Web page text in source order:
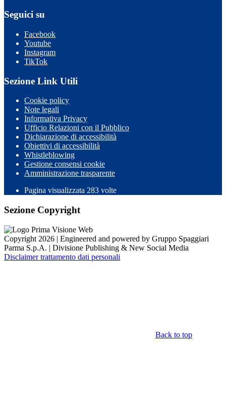
Seguici su
Facebook
Youtube
Instagram
TikTok
Sezione Link Utili
Cookie policy
Note legali
Informativa Privacy
Ufficio Relazioni con il Pubblico
Dichiarazione di accessibilità
Obiettivi di accessibilità
Whistleblowing
Gestione consensi cookie
Amministrazione trasparente
Pagina visualizzata 283 volte
Sezione Copyright
Copyright 2026 | Engineered and powered by Gruppo Spaggiari
Parma S.p.A. | Divisione Publishing & New Social Media
Disclaimer trattamento dati personali
Back to top